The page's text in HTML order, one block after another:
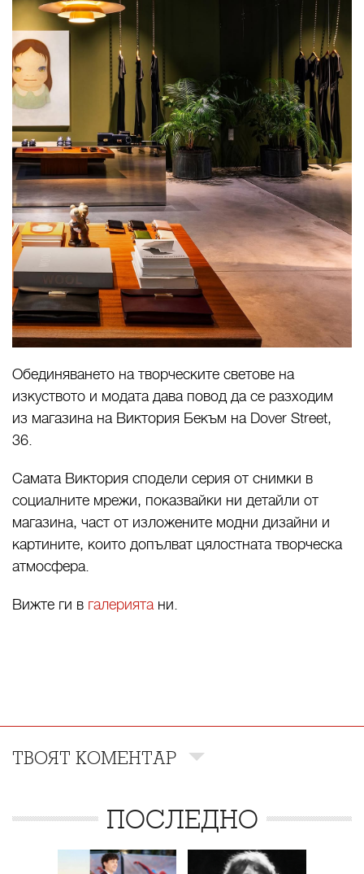
Обединяването на творческите светове на
изкуството и модата дава повод да се разходим
из магазина на Виктория Бекъм на Dover Street,
36.
Самата Виктория сподели серия от снимки в
социалните мрежи, показвайки ни детайли от
магазина, част от изложените модни дизайни и
картините, които допълват цялостната творческа
атмосфера.
Вижте ги в галериятани.
ТВОЯТ КОМЕНТАР
ПОСЛЕДНО